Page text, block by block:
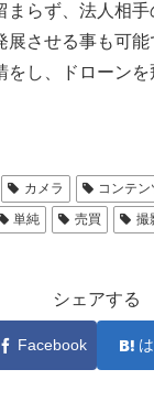
まらず、法人相
展させる事も可
をし、ドローン
カメラ コンテン
単純 売買 撮
シェアする
Facebook